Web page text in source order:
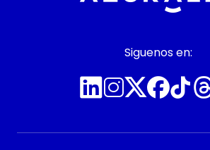
Siguenos en: